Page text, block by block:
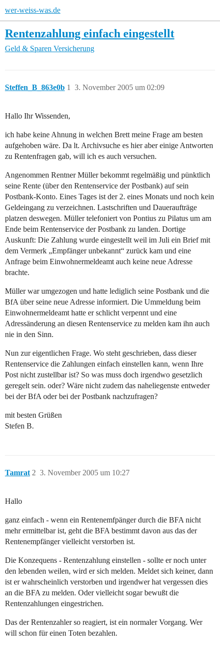
wer-weiss-was.de
Rentenzahlung einfach eingestellt
Geld & Sparen Versicherung
Steffen_B_863e0b 3. November 2005 um 02:09
1
Hallo Ihr Wissenden,
ich habe keine Ahnung in welchen Brett meine Frage am besten
aufgehoben wäre. Da lt. Archivsuche es hier aber einige Antworten
zu Rentenfragen gab, will ich es auch versuchen.
Angenommen Rentner Müller bekommt regelmäßig und pünktlich
seine Rente (über den Rentenservice der Postbank) auf sein
Postbank-Konto. Eines Tages ist der 2. eines Monats und noch kein
Geldeingang zu verzeichnen. Lastschriften und Daueraufträge
platzen deswegen. Müller telefoniert von Pontius zu Pilatus um am
Ende beim Rentenservice der Postbank zu landen. Dortige
Auskunft: Die Zahlung wurde eingestellt weil im Juli ein Brief mit
dem Vermerk „Empfänger unbekannt“ zurück kam und eine
Anfrage beim Einwohnermeldeamt auch keine neue Adresse
brachte.
Müller war umgezogen und hatte lediglich seine Postbank und die
BfA über seine neue Adresse informiert. Die Ummeldung beim
Einwohnermeldeamt hatte er schlicht verpennt und eine
Adressänderung an diesen Rentenservice zu melden kam ihn auch
nie in den Sinn.
Nun zur eigentlichen Frage. Wo steht geschrieben, dass dieser
Rentenservice die Zahlungen einfach einstellen kann, wenn Ihre
Post nicht zustellbar ist? So was muss doch irgendwo gesetzlich
geregelt sein. oder? Wäre nicht zudem das naheliegenste entweder
bei der BfA oder bei der Postbank nachzufragen?
mit besten Grüßen
Stefen B.
Tamrat 3. November 2005 um 10:27
2
Hallo
ganz einfach - wenn ein Rentenemfpänger durch die BFA nicht
mehr ermittelbar ist, geht die BFA bestimmt davon aus das der
Rentenempfänger vielleicht verstorben ist.
Die Konzequens - Rentenzahlung einstellen - sollte er noch unter
den lebenden weilen, wird er sich melden. Meldet sich keiner, dann
ist er wahrscheinlich verstorben und irgendwer hat vergessen dies
an die BFA zu melden. Oder vielleicht sogar bewußt die
Rentenzahlungen eingestrichen.
Das der Rentenzahler so reagiert, ist ein normaler Vorgang. Wer
will schon für einen Toten bezahlen.